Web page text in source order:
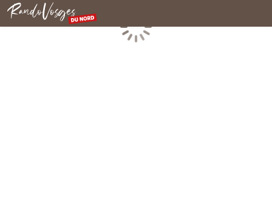
Rando Vosges du Nord
Chargement